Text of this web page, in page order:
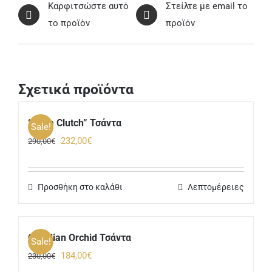
Καρφιτσώστε αυτό
το προϊόν
Στείλτε με email το
προϊόν
Σχετικά προϊόντα
Sale!
“Elara Clutch” Τσάντα
290,00€ Original
was:
290,00€.
232,00€Η
τιμή
είναι:
Προσθήκη στο καλάθι Λεπτομέρειες
Sale!
Obsidian Orchid Τσάντα
230,00€
Original
184,00€Η